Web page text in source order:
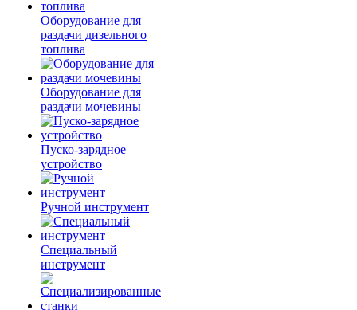
Оборудование для
раздачи дизельного
топлива
Оборудование для
раздачи мочевины
Пуско-зарядное
устройство
Ручной инструмент
Специальный
инструмент